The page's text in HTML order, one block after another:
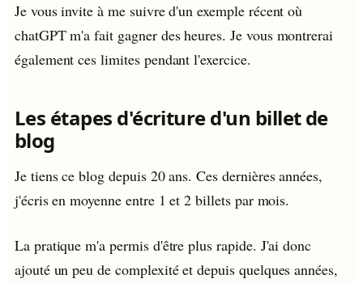
Je vous invite à me suivre d'un exemple récent où
chatGPT m'a fait gagner des heures. Je vous montrerai
également ces limites pendant l'exercice.
Les étapes d'écriture d'un billet de
blog
Je tiens ce blog depuis 20 ans. Ces dernières années,
j'écris en moyenne entre 1 et 2 billets par mois.
La pratique m'a permis d'être plus rapide. J'ai donc
ajouté un peu de complexité et depuis quelques années,